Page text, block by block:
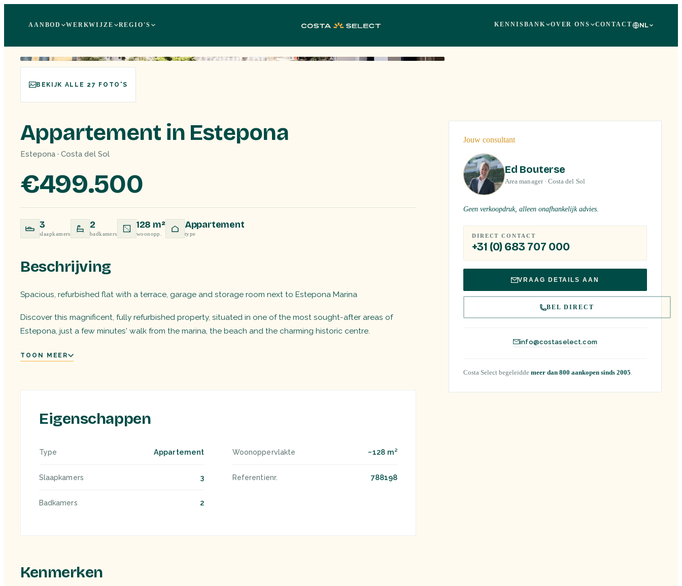
AANBOD WERKWIJZE REGIO'S KENNISBANK OVER ONS CONTACT NL
BEKIJK ALLE 27 FOTO'S
Appartement in Estepona
Estepona · Costa del Sol
€499.500
3
slaapkamers
2
badkamers
128 m²
woonopp.
Appartement
type
Beschrijving
Spacious, refurbished flat with a terrace, garage and storage room next to Estepona Marina
Discover this magnificent, fully refurbished property, situated in one of the most sought-after areas of
Estepona, just a few minutes' walk from the marina, the beach and the charming historic centre.
TOON MEER
Eigenschappen
Type Appartement
Slaapkamers 3
Badkamers 2
Woonoppervlakte ~128 m²
Referentienr. 788198
Kenmerken
Jouw consultant
Ed Bouterse
Area manager · Costa del Sol
Geen verkoopdruk, alleen onafhankelijk advies.
DIRECT CONTACT
+31 (0) 683 707 000
VRAAG DETAILS AAN
BEL DIRECT
info@costaselect.com
Costa Select begeleidde meer dan 800 aankopen sinds 2005